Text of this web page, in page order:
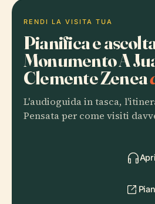
RENDI LA VISITA TUA
Pianifica e
Monumento A
Clemente Zenea
L'audioguida in tasca,
Pensata per come visiti